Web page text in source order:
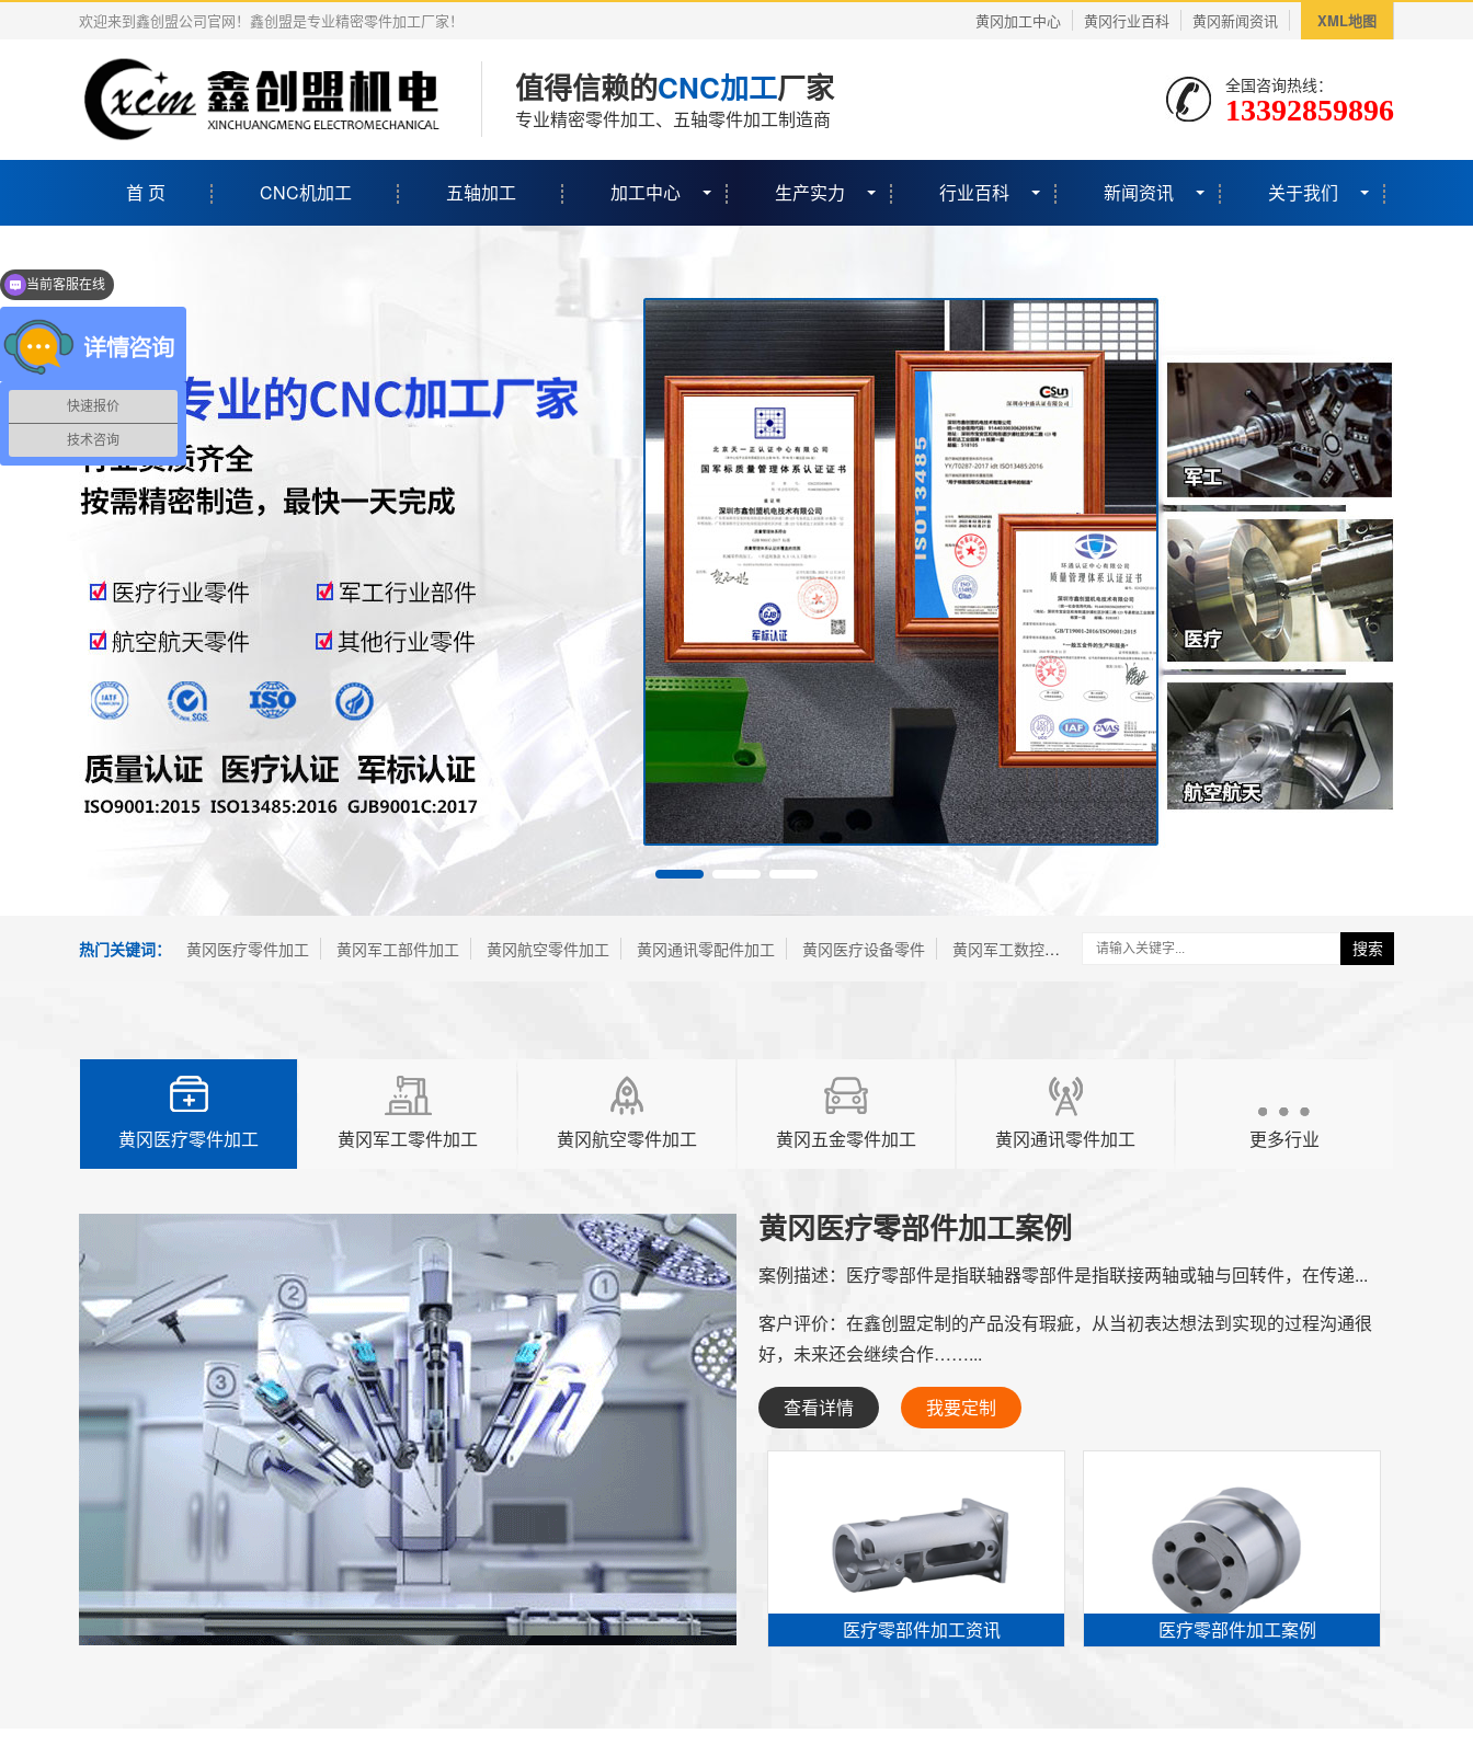
欢迎来到鑫创盟公司官网！鑫创盟是专业精密零件加工厂家！ 黄冈加工中心 黄冈行业百科 黄冈新闻资讯 XML地图
值得信赖的CNC加工厂家
专业精密零件加工、五轴零件加工制造商
全国咨询热线：
13392859896
首 页 CNC机加工 五轴加工 加工中心 生产实力 行业百科 新闻资讯 关于我们
热门关键词： 黄冈医疗零件加工 黄冈军工部件加工 黄冈航空零件加工 黄冈通讯零配件加工 黄冈医疗设备零件 黄冈军工数控加工 搜索
黄冈医疗零件加工 黄冈军工零件加工 黄冈航空零件加工 黄冈五金零件加工 黄冈通讯零件加工 更多行业
黄冈医疗零部件加工案例
案例描述： 医疗零部件是指联轴器零部件是指联接两轴或轴与回转件，在传递...
客户评价： 在鑫创盟定制的产品没有瑕疵，从当初表达想法到实现的过程沟通很
好，未来还会继续合作……...
查看详情 我要定制
医疗零部件加工资讯 医疗零部件加工案例
快速报价
技术咨询
点击可以立即咨询哦